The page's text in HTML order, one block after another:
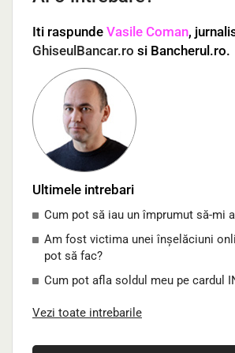
Iti raspunde Vasile Coman,
GhiseulBancar.ro si Bancherul.ro.
Ultimele intrebari
Cum pot să iau un împrumut să-mi
Am fost victima unei înșelăciuni
pot să fac?
Cum pot afla soldul meu pe cardul
Vezi toate intrebarile